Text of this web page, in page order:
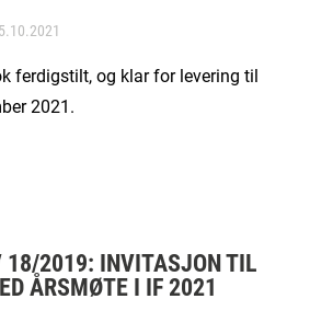
ferdigstilt, og klar for levering til
2021.
18/2019: INVITASJON TIL
ÅRSMØTE I IF 2021